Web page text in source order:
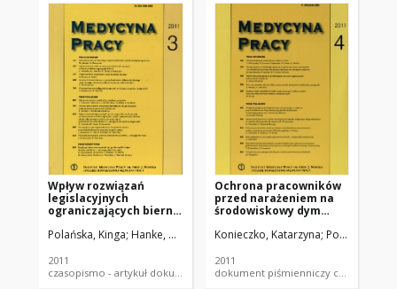
Wpływ rozwiązań
legislacyjnych
ograniczających bierną
tytoniowy w miejscu
występowania
schorzeń układu
Polańska, Kinga Hanke, Wojciech Konieczko, Katarzyna
2011
czasopismo - artykuł dokument piśmienniczy
Ochrona pracowników
przed narażeniem na
środowiskowy dym
uregulowań prawnych
Polsce
Konieczko, Katarzyna Polańska,
2011
dokument piśmienniczy